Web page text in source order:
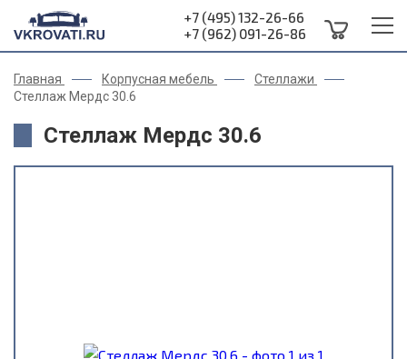
+7 (495) 132-26-66
+7 (962) 091-26-86
Главная Корпусная мебель
Стеллажи
Стеллаж Мердс 30.6
Стеллаж Мердс 30.6